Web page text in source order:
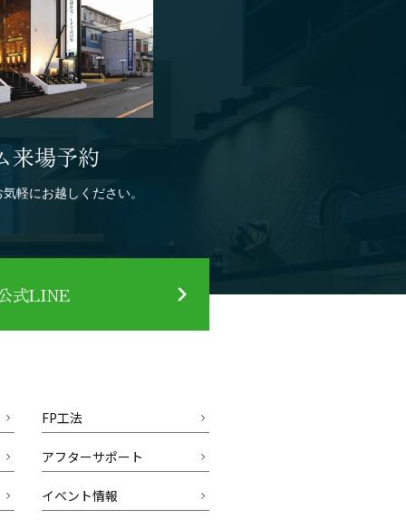
来場予約
気軽にお越しください。
式LINE
FP工法
アフターサポート
イベント情報